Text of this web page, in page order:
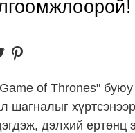
of Thrones"
шагналыг
дэлхий